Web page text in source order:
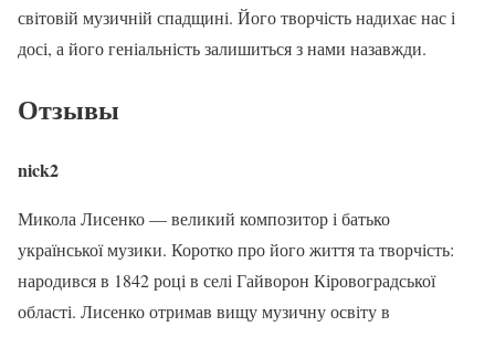
світовій музичній спадщині. Його творчість надихає нас і
досі, а його геніальність залишиться з нами назавжди.
Отзывы
nick2
Микола Лисенко — великий композитор і батько
української музики. Коротко про його життя та творчість:
народився в 1842 році в селі Гайворон Кіровоградської
області. Лисенко отримав вищу музичну освіту в